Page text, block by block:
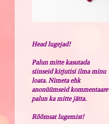
Head lugejad!
Palun mitte kasutada
siinseid kirjutisi ilma minu
loata. Nimeta ehk
anonüümseid kommentaare
palun ka mitte jätta.
Rõõmsat lugemist!